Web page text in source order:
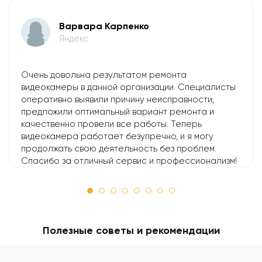
Варвара Карпенко
Яндекс
Очень довольна результатом ремонта
видеокамеры в данной организации. Специалисты
оперативно выявили причину неисправности,
предложили оптимальный вариант ремонта и
качественно провели все работы. Теперь
видеокамера работает безупречно, и я могу
продолжать свою деятельность без проблем.
Спасибо за отличный сервис и профессионализм!
Полезные советы и рекомендации